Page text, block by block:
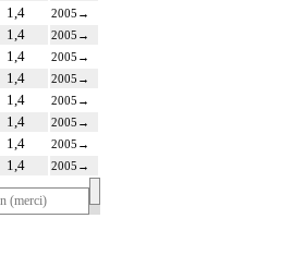
1,4 2005 →
1,4 2005 →
1,4 2005 →
1,4 2005 →
1,4 2005 →
1,4 2005 →
1,4 2005 →
1,4 2005 →